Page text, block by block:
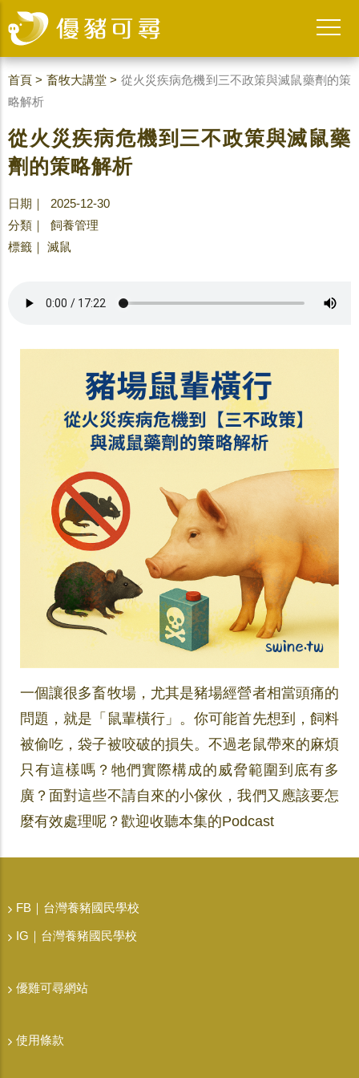
首頁 > 畜牧大講堂 > 從火災疾病危機到三不政策與滅鼠藥劑的策
略解析
從火災疾病危機到三不政策與滅鼠藥
劑的策略解析
日期｜ 2025-12-30
分類｜
飼養管理
標籤｜
滅鼠
一個讓很多畜牧場，尤其是豬場經營者相當頭痛的
問題，就是「鼠輩橫行」。你可能首先想到，飼料
被偷吃，袋子被咬破的損失。不過老鼠帶來的麻煩
只有這樣嗎？牠們實際構成的威脅範圍到底有多
廣？面對這些不請自來的小傢伙，我們又應該要怎
麼有效處理呢？歡迎收聽本集的Podcast
FB｜台灣養豬國民學校
IG｜台灣養豬國民學校
優雞可尋網站
使用條款